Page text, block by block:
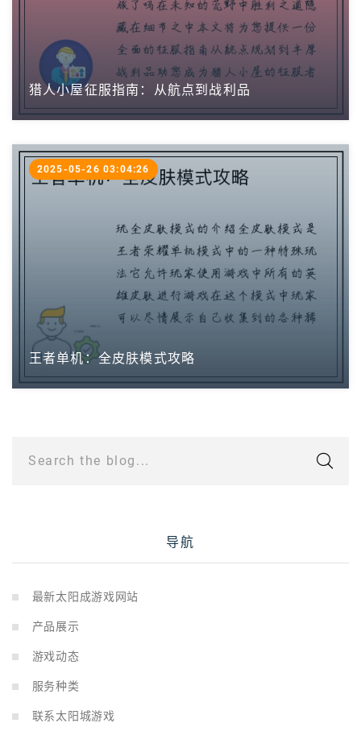
猎人小屋征服指南：从航点到战利品
王者单机：全皮肤模式攻略
2025-05-26 03:04:26
Search the blog...
导航
最新太阳成游戏网站
产品展示
游戏动态
服务种类
联系太阳城游戏